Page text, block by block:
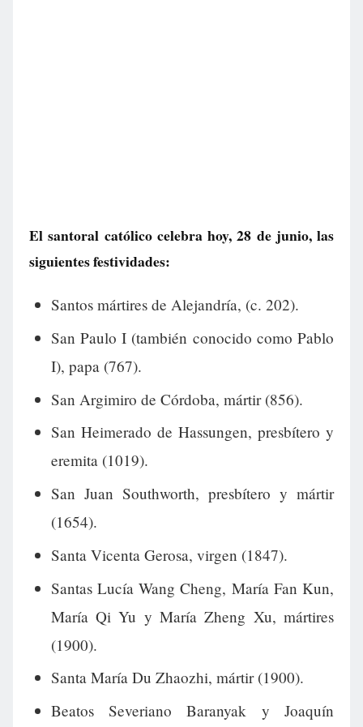
El santoral católico celebra hoy, 28 de junio, las
siguientes festividades:
Santos mártires de Alejandría, (c. 202).
San Paulo I (también conocido como Pablo
I), papa (767).
San Argimiro de Córdoba, mártir (856).
San Heimerado de Hassungen, presbítero y
eremita (1019).
San Juan Southworth, presbítero y mártir
(1654).
Santa Vicenta Gerosa, virgen (1847).
Santas Lucía Wang Cheng, María Fan Kun,
María Qi Yu y María Zheng Xu, mártires
(1900).
Santa María Du Zhaozhi, mártir (1900).
Beatos Severiano Baranyak y Joaquín